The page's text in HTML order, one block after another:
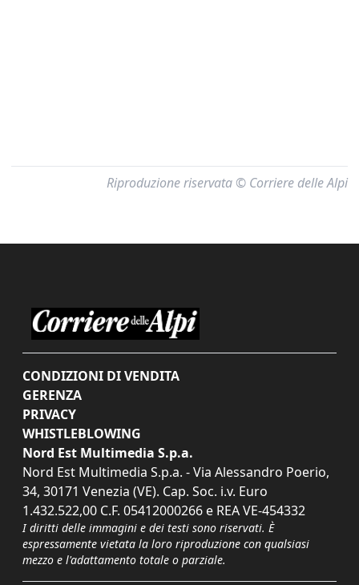
Riproduzione riservata © Corriere delle Alpi
CONDIZIONI DI VENDITA
GERENZA
PRIVACY
WHISTLEBLOWING
Nord Est Multimedia S.p.a.
Nord Est Multimedia S.p.a. - Via Alessandro Poerio,
34, 30171 Venezia (VE). Cap. Soc. i.v. Euro
1.432.522,00 C.F. 05412000266 e REA VE-454332
I diritti delle immagini e dei testi sono riservati. È
espressamente vietata la loro riproduzione con qualsiasi
mezzo e l'adattamento totale o parziale.